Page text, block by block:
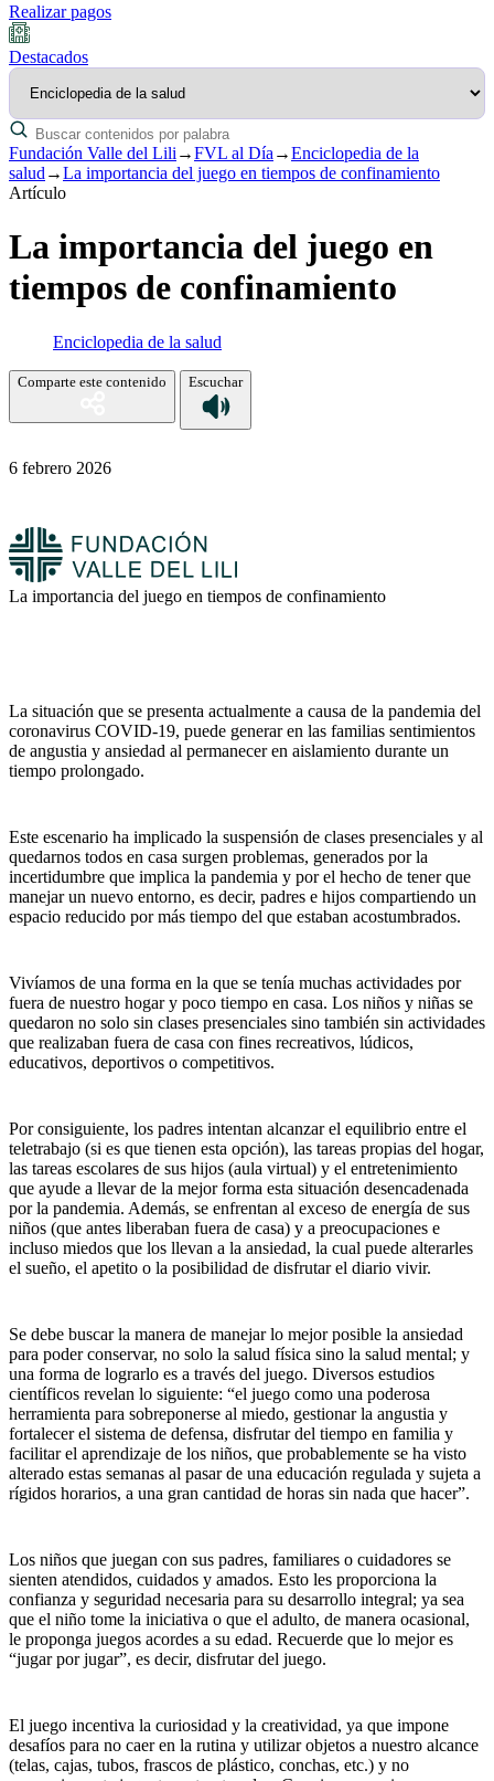
Realizar pagos
Destacados
Fundación Valle del Lili →FVL al Día →Enciclopedia de la
salud →La importancia del juego en tiempos de confinamiento
Artículo
La importancia del juego en
tiempos de confinamiento
Enciclopedia de la salud
Comparte este contenido Escuchar
6 febrero 2026
La importancia del juego en tiempos de confinamiento
La situación que se presenta actualmente a causa de la pandemia del
coronavirus COVID-19, puede generar en las familias sentimientos
de angustia y ansiedad al permanecer en aislamiento durante un
tiempo prolongado.
Este escenario ha implicado la suspensión de clases presenciales y al
quedarnos todos en casa surgen problemas, generados por la
incertidumbre que implica la pandemia y por el hecho de tener que
manejar un nuevo entorno, es decir, padres e hijos compartiendo un
espacio reducido por más tiempo del que estaban acostumbrados.
Vivíamos de una forma en la que se tenía muchas actividades por
fuera de nuestro hogar y poco tiempo en casa. Los niños y niñas se
quedaron no solo sin clases presenciales sino también sin actividades
que realizaban fuera de casa con fines recreativos, lúdicos,
educativos, deportivos o competitivos.
Por consiguiente, los padres intentan alcanzar el equilibrio entre el
teletrabajo (si es que tienen esta opción), las tareas propias del hogar,
las tareas escolares de sus hijos (aula virtual) y el entretenimiento
que ayude a llevar de la mejor forma esta situación desencadenada
por la pandemia. Además, se enfrentan al exceso de energía de sus
niños (que antes liberaban fuera de casa) y a preocupaciones e
incluso miedos que los llevan a la ansiedad, la cual puede alterarles
el sueño, el apetito o la posibilidad de disfrutar el diario vivir.
Se debe buscar la manera de manejar lo mejor posible la ansiedad
para poder conservar, no solo la salud física sino la salud mental; y
una forma de lograrlo es a través del juego. Diversos estudios
científicos revelan lo siguiente: “el juego como una poderosa
herramienta para sobreponerse al miedo, gestionar la angustia y
fortalecer el sistema de defensa, disfrutar del tiempo en familia y
facilitar el aprendizaje de los niños, que probablemente se ha visto
alterado estas semanas al pasar de una educación regulada y sujeta a
rígidos horarios, a una gran cantidad de horas sin nada que hacer”.
Los niños que juegan con sus padres, familiares o cuidadores se
sienten atendidos, cuidados y amados. Esto les proporciona la
confianza y seguridad necesaria para su desarrollo integral; ya sea
que el niño tome la iniciativa o que el adulto, de manera ocasional,
le proponga juegos acordes a su edad. Recuerde que lo mejor es
“jugar por jugar”, es decir, disfrutar del juego.
El juego incentiva la curiosidad y la creatividad, ya que impone
desafíos para no caer en la rutina y utilizar objetos a nuestro alcance
(telas, cajas, tubos, frascos de plástico, conchas, etc.) y no